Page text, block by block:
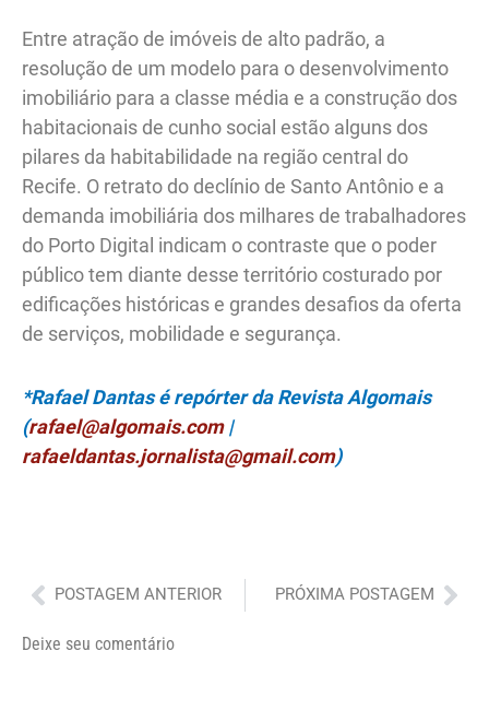
Entre atração de imóveis de alto padrão, a
resolução de um modelo para o desenvolvimento
imobiliário para a classe média e a construção dos
habitacionais de cunho social estão alguns dos
pilares da habitabilidade na região central do
Recife. O retrato do declínio de Santo Antônio e a
demanda imobiliária dos milhares de trabalhadores
do Porto Digital indicam o contraste que o poder
público tem diante desse território costurado por
edificações históricas e grandes desafios da oferta
de serviços, mobilidade e segurança.
*Rafael Dantas é repórter da Revista Algomais
(rafael@algomais.com|
rafaeldantas.jornalista@gmail.com)
Anterior
POSTAGEM ANTERIOR PRÓXIMA POSTAGEM
Deixe seu comentário